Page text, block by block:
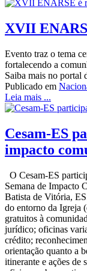
XVII
Evento traz o tema
fortalecendo a
Saiba mais no portal
Publicado em
Leia mais ...
Cesam-ES
impacto
O Cesam-ES
Semana de Impacto
Batista de Vitória,
do entorno da Igreja
gratuitos à
jurídico; oficinas
crédito;
orientação quanto a
itinerante e ações